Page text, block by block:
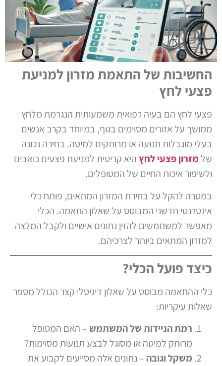
החשיבות של התאמת מזרון למניעת
פצעי לחץ
פצעי לחץ הם בעיה רפואית משמעותית הנגרמת מלחץ
ממושך על אזורים מסוימים בגוף, במיוחד בקרב אנשים
בעלי מוגבלות תנועה או מרותקים למיטה. בחירה נכונה
שלמזרון פצעי לחץהיא קריטית למניעת פצעים כואבים
ולשיפור איכות החיים של המטופלים.
במטרה להקל על בחירת המזרון המתאים, פותח כלי
אינטרנטי חדשני המבוסס על שאלון התאמה. הכלי
מאפשר למשתמשים להזין נתונים אישיים ולקבל המלצה
למזרון המתאים ביותר לצרכיהם.
כיצד פועל הכלי?
כלי ההתאמה מבוסס על שאלון דיגיטלי קצר הכולל מספר
שאלות עיקריות:
רמת הניידות של המשתמש– האם המטופל
מרותק למיטה או מסוגל לבצע תנועות מסוימות?
משקל וגובה– נתונים אלה מסייעים לקבוע את